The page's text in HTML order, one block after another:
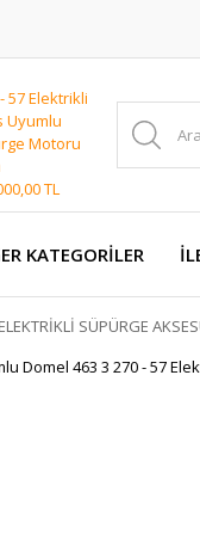
KATEGORİLER
ELEKTRİKLİ SÜPÜRGE